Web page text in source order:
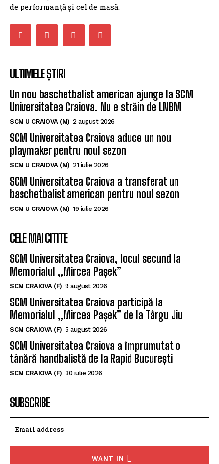
de performanță și cel de masă.
ULTIMELE ȘTIRI
Un nou baschetbalist american ajunge la SCM
Universitatea Craiova. Nu e străin de LNBM
SCM U CRAIOVA (M) 2 august 2026
SCM Universitatea Craiova aduce un nou
playmaker pentru noul sezon
SCM U CRAIOVA (M) 21 iulie 2026
SCM Universitatea Craiova a transferat un
baschetbalist american pentru noul sezon
SCM U CRAIOVA (M) 19 iulie 2026
CELE MAI CITITE
SCM Universitatea Craiova, locul secund la
Memorialul „Mircea Pașek”
SCM CRAIOVA (F) 9 august 2026
SCM Universitatea Craiova participă la
Memorialul „Mircea Pașek” de la Târgu Jiu
SCM CRAIOVA (F) 5 august 2026
SCM Universitatea Craiova a împrumutat o
tânără handbalistă de la Rapid București
SCM CRAIOVA (F) 30 iulie 2026
SUBSCRIBE
I WANT IN